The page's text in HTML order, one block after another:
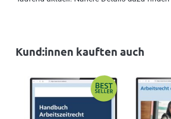
Kund:innen kauften auch